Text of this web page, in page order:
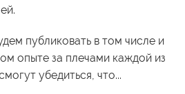
публиковать в том числе и
опыте за плечами каждой из
убедиться, что...